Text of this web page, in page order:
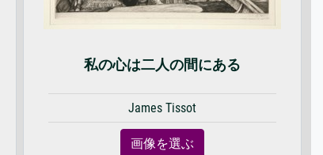
私の心は二人の間にある
James Tissot
画像を選ぶ